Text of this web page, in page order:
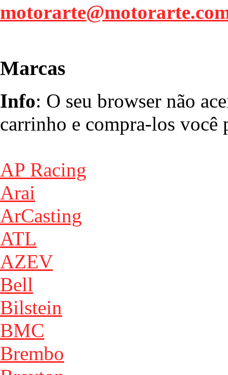
Marcas
Info: O seu browser não
carrinho e compra-los você
AP Racing
Arai
ArCasting
ATL
AZEV
Bell
Bilstein
BMC
Brembo